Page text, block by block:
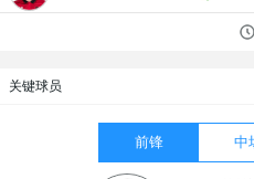
关键球员
前锋 中